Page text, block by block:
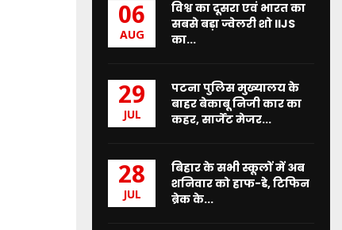
06
AUG
विश्व का दूसरा एवं भारत का
सबसे बड़ा ज्वेलरी शो IIJS
का...
29
JUL
पटना पुलिस मुख्यालय के
बाहर बेकाबू निजी कार का
कहर, सार्जेंट मेजर...
28
JUL
बिहार के सभी स्कूलों में अब
शनिवार को हाफ-डे, टिफिन
ब्रेक के...